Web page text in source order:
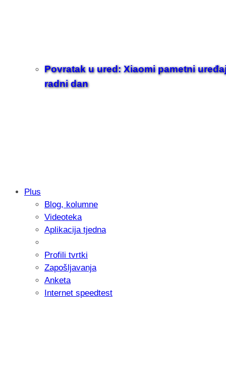
Povratak u ured: Xiaomi pametni
radni dan
Samsung otkrio kako je nastajala
donijelo tanje i izdržljivije preklopne
Plus
Blog, kolumne
Videoteka
Aplikacija tjedna
Profili tvrtki
Zapošljavanja
Anketa
Internet speedtest